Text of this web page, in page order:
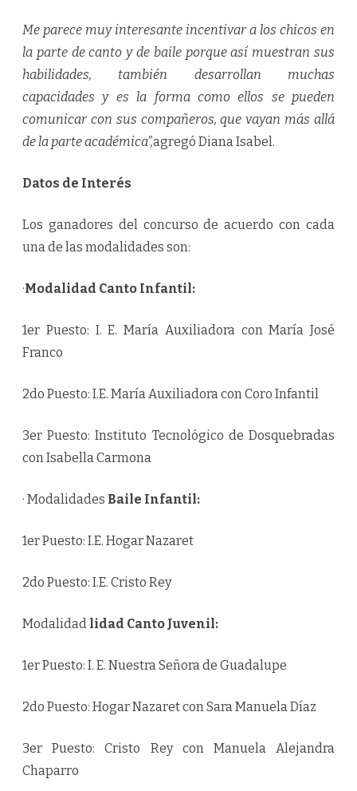
Me parece muy interesante incentivar a los chicos en
la parte de canto y de baile porque así muestran sus
habilidades, también desarrollan muchas
capacidades y es la forma como ellos se pueden
comunicar con sus compañeros, que vayan más allá
de la parte académica”,agregó Diana Isabel.
Datos de Interés
Los ganadores del concurso de acuerdo con cada
una de las modalidades son:
·Modalidad Canto Infantil:
1er Puesto: I. E. María Auxiliadora con María José
Franco
2do Puesto: I.E. María Auxiliadora con Coro Infantil
3er Puesto: Instituto Tecnológico de Dosquebradas
con Isabella Carmona
· Modalidades Baile Infantil:
1er Puesto: I.E. Hogar Nazaret
2do Puesto: I.E. Cristo Rey
Modalidad lidad Canto Juvenil:
1er Puesto: I. E. Nuestra Señora de Guadalupe
2do Puesto: Hogar Nazaret con Sara Manuela Díaz
3er Puesto: Cristo Rey con Manuela Alejandra
Chaparro